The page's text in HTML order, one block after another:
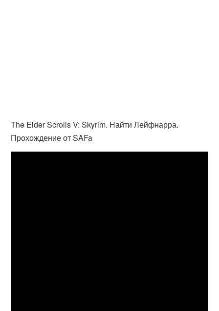
The Elder Scrolls V: Skyrim. Найти Лейфнарра.
Прохождение от SAFa